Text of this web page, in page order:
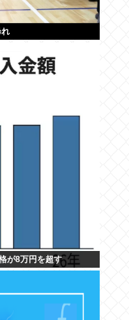
れ
が8万円を超す